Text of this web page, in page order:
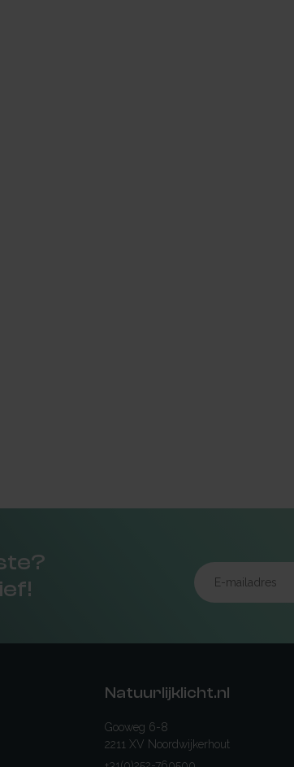
Natuurlijklicht.nl
Gooweg 6-8
2211 XV Noordwijkerhout